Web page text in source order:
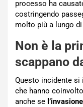
processo ha
costringendo
molto più a lungo
Non è la
scappano
Questo incidente si
che hanno
anche se